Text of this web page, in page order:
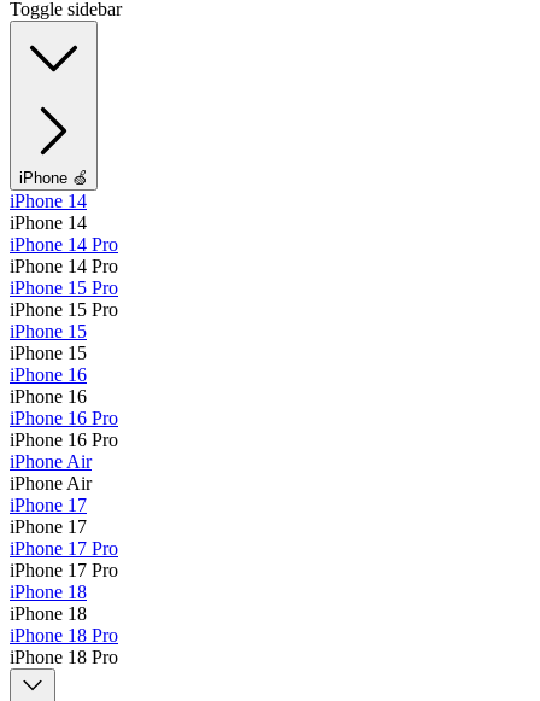
Toggle sidebar
iPhone 🍏
iPhone 14
iPhone 14
iPhone 14 Pro
iPhone 14 Pro
iPhone 15 Pro
iPhone 15 Pro
iPhone 15
iPhone 15
iPhone 16
iPhone 16
iPhone 16 Pro
iPhone 16 Pro
iPhone Air
iPhone Air
iPhone 17
iPhone 17
iPhone 17 Pro
iPhone 17 Pro
iPhone 18
iPhone 18
iPhone 18 Pro
iPhone 18 Pro